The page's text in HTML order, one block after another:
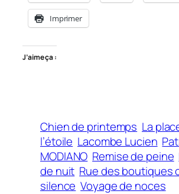
Imprimer
J’aime ça :
Chien de printemps La
l’étoile Lacombe Lucien
MODIANO Remise de peine
de nuit Rue des boutiques
silence Voyage de noces